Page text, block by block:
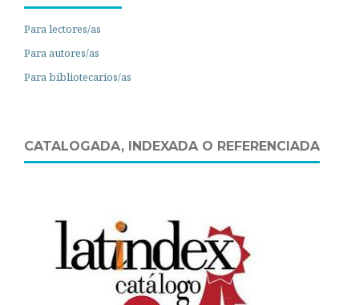
Para lectores/as
Para autores/as
Para bibliotecarios/as
CATALOGADA, INDEXADA O REFERENCIADA